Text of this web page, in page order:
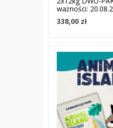
ważności:
338,00 zł